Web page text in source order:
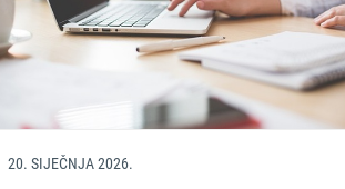
radionica će […]
20. SIJEČNJA 2026.